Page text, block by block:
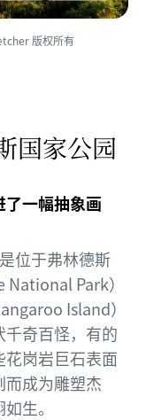
版权所有
国家公园
一幅抽象画
位于弗林德斯
Park）
Island）
奇百怪，有的
岗岩巨石表面
成为雕塑杰
生。